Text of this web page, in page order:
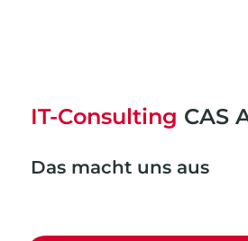
IT-Consulting CAS
Das macht uns aus